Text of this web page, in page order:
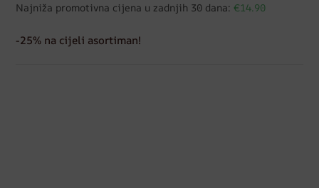
Najniža promotivna cijena u zadnjih 30 dana: €14.90
-25% na cijeli asortiman!